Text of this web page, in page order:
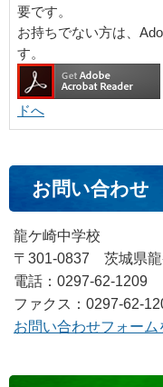
要です。
お持ちでない方は、
す。
ドへ
お問い合わせ
龍ケ崎中学校
〒301-0837 茨城県龍
電話：0297-62-1209
ファクス：0297-62-
お問い合わせフォーム